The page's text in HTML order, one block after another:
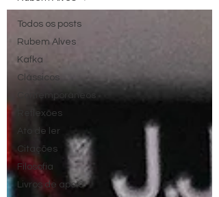
Todos os posts
Rubem Alves
Kafka
Clássicos
Contemporâneos
Reflexões
Ato de ler
Citações
Filosofia
Livros de apoio